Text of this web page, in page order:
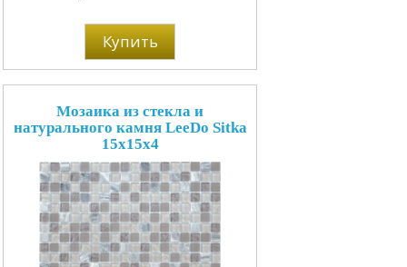
Купить
Мозаика из стекла и
натурального камня LeeDo Sitka
15x15x4